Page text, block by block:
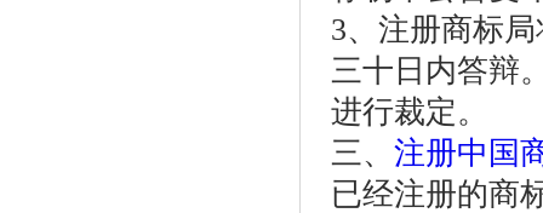
3、注册商标
三十日内答辩
进行裁定。
三、 注册中国
已经注册的商